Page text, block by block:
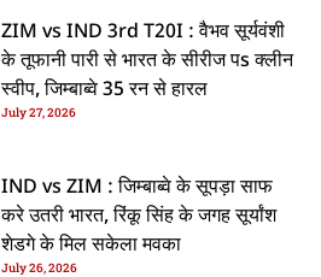
ZIM vs IND 3rd T20I : वैभव सूर्यवंशी
के तूफानी पारी से भारत के सीरीज पs क्लीन
स्वीप, जिम्बाब्वे 35 रन से हारल
July 27, 2026
IND vs ZIM : जिम्बाब्वे के सूपड़ा साफ
करे उतरी भारत, रिंकू सिंह के जगह सूर्यांश
शेडगे के मिल सकेला मवका
July 26, 2026